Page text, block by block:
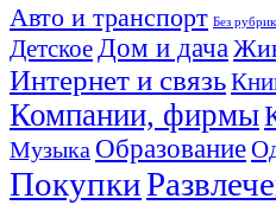
Авто и транспорт Без
Детское Дом и дача
Интернет и связь
Компании, фирмы
Музыка Образование
Покупки